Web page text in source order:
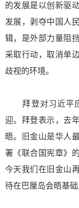
的发展是以创新驱
发展，剥夺中国人
辑，是外部力量阻
采取行动，取消单
歧视的环境。
拜登对习近平应
迎。拜登表示，去
晤。旧金山是华人
署《联合国宪章》
今天我们在旧金山
待在巴厘岛会晤基